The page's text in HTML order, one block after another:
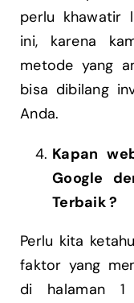
perlu khawatir
ini, karena
metode yang
bisa dibilang
Anda.
Kapan
Google
Terbaik ?
Perlu kita
faktor yang
di halaman 1